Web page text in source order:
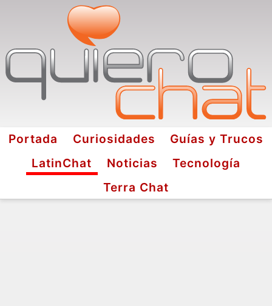
Portada Curiosidades
Guías y Trucos
LatinChat
Noticias
Tecnología
Terra Chat